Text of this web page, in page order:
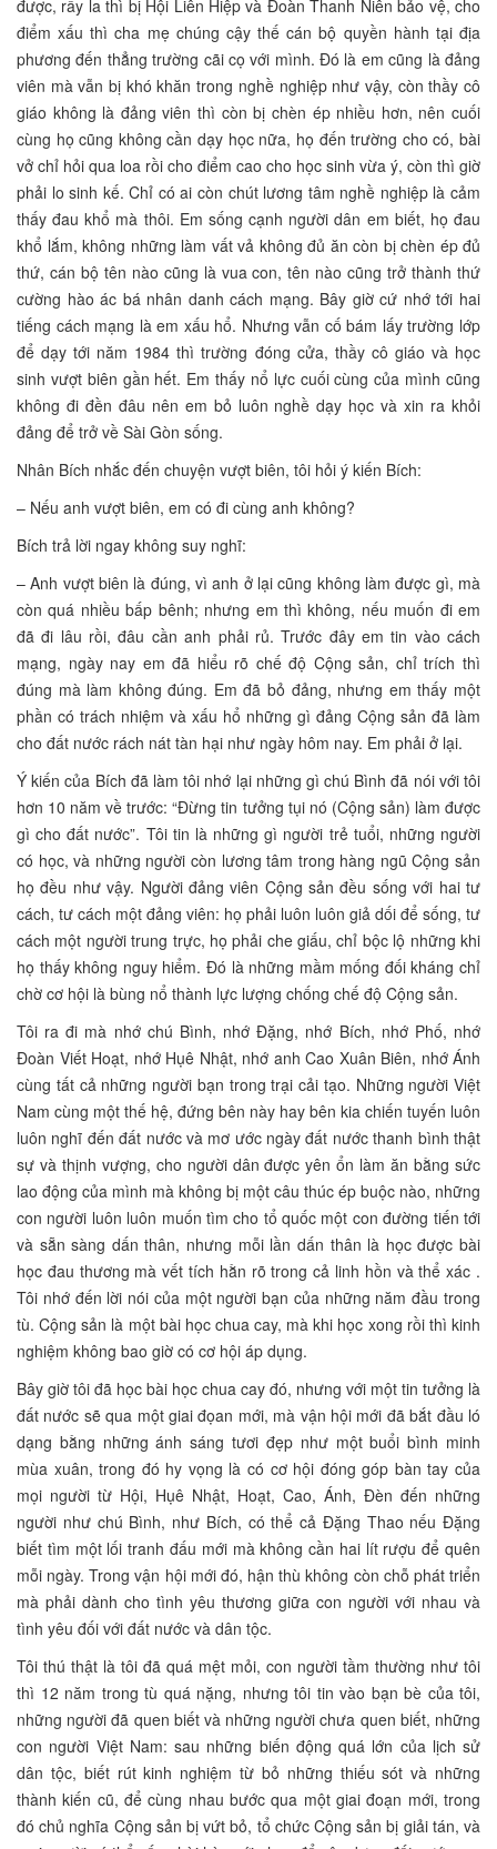
được, rầy la thì bị Hội Liên Hiệp và Đoàn Thanh Niên bảo vệ, cho
điểm xấu thì cha mẹ chúng cậy thế cán bộ quyền hành tại địa
phương đến thẳng trường cãi cọ với mình. Đó là em cũng là đảng
viên mà vẫn bị khó khăn trong nghề nghiệp như vậy, còn thầy cô
giáo không là đảng viên thì còn bị chèn ép nhiều hơn, nên cuối
cùng họ cũng không cần dạy học nữa, họ đến trường cho có, bài
vở chỉ hỏi qua loa rồi cho điểm cao cho học sinh vừa ý, còn thì giờ
phải lo sinh kế. Chỉ có ai còn chút lương tâm nghề nghiệp là cảm
thấy đau khổ mà thôi. Em sống cạnh người dân em biết, họ đau
khổ lắm, không những làm vất vả không đủ ăn còn bị chèn ép đủ
thứ, cán bộ tên nào cũng là vua con, tên nào cũng trở thành thứ
cường hào ác bá nhân danh cách mạng. Bây giờ cứ nhớ tới hai
tiếng cách mạng là em xấu hổ. Nhưng vẫn cố bám lấy trường lớp
để dạy tới năm 1984 thì trường đóng cửa, thầy cô giáo và học
sinh vượt biên gần hết. Em thấy nổ lực cuối cùng của mình cũng
không đi đền đâu nên em bỏ luôn nghề dạy học và xin ra khỏi
đảng để trở về Sài Gòn sống.
Nhân Bích nhắc đến chuyện vượt biên, tôi hỏi ý kiến Bích:
– Nếu anh vượt biên, em có đi cùng anh không?
Bích trả lời ngay không suy nghĩ:
– Anh vượt biên là đúng, vì anh ở lại cũng không làm được gì, mà
còn quá nhiều bấp bênh; nhưng em thì không, nếu muốn đi em
đã đi lâu rồi, đâu cần anh phải rủ. Trước đây em tin vào cách
mạng, ngày nay em đã hiểu rõ chế độ Cộng sản, chỉ trích thì
đúng mà làm không đúng. Em đã bỏ đảng, nhưng em thấy một
phần có trách nhiệm và xấu hổ những gì đảng Cộng sản đã làm
cho đất nước rách nát tàn hại như ngày hôm nay. Em phải ở lại.
Ý kiến của Bích đã làm tôi nhớ lại những gì chú Bình đã nói với tôi
hơn 10 năm về trước: “Đừng tin tưởng tụi nó (Cộng sản) làm được
gì cho đất nước”. Tôi tin là những gì người trẻ tuổi, những người
có học, và những người còn lương tâm trong hàng ngũ Cộng sản
họ đều như vậy. Người đảng viên Cộng sản đều sống với hai tư
cách, tư cách một đảng viên: họ phải luôn luôn giả dối để sống, tư
cách một người trung trực, họ phải che giấu, chỉ bộc lộ những khi
họ thấy không nguy hiểm. Đó là những mầm mống đối kháng chỉ
chờ cơ hội là bùng nổ thành lực lượng chống chế độ Cộng sản.
Tôi ra đi mà nhớ chú Bình, nhớ Đặng, nhớ Bích, nhớ Phố, nhớ
Đoàn Viết Hoạt, nhớ Hụê Nhật, nhớ anh Cao Xuân Biên, nhớ Ánh
cùng tất cả những người bạn trong trại cải tạo. Những người Việt
Nam cùng một thế hệ, đứng bên này hay bên kia chiến tuyến luôn
luôn nghĩ đến đất nước và mơ ước ngày đất nước thanh bình thật
sự và thịnh vượng, cho người dân được yên ổn làm ăn bằng sức
lao động của mình mà không bị một câu thúc ép buộc nào, những
con người luôn luôn muốn tìm cho tổ quốc một con đường tiến tới
và sẵn sàng dấn thân, nhưng mỗi lần dấn thân là học được bài
học đau thương mà vết tích hằn rõ trong cả linh hồn và thể xác .
Tôi nhớ đến lời nói của một người bạn của những năm đầu trong
tù. Cộng sản là một bài học chua cay, mà khi học xong rồi thì kinh
nghiệm không bao giờ có cơ hội áp dụng.
Bây giờ tôi đã học bài học chua cay đó, nhưng với một tin tưởng là
đất nước sẽ qua một giai đọan mới, mà vận hội mới đã bắt đầu ló
dạng bằng những ánh sáng tươi đẹp như một buổi bình minh
mùa xuân, trong đó hy vọng là có cơ hội đóng góp bàn tay của
mọi người từ Hội, Hụê Nhật, Hoạt, Cao, Ánh, Đèn đến những
người như chú Bình, như Bích, có thể cả Đặng Thao nếu Đặng
biết tìm một lối tranh đấu mới mà không cần hai lít rượu để quên
mỗi ngày. Trong vận hội mới đó, hận thù không còn chỗ phát triển
mà phải dành cho tình yêu thương giữa con người với nhau và
tình yêu đối với đất nước và dân tộc.
Tôi thú thật là tôi đã quá mệt mỏi, con người tầm thường như tôi
thì 12 năm trong tù quá nặng, nhưng tôi tin vào bạn bè của tôi,
những người đã quen biết và những người chưa quen biết, những
con người Việt Nam: sau những biến động quá lớn của lịch sử
dân tộc, biết rút kinh nghiệm từ bỏ những thiếu sót và những
thành kiến cũ, để cùng nhau bước qua một giai đoạn mới, trong
đó chủ nghĩa Cộng sản bị vứt bỏ, tổ chức Cộng sản bị giải tán, và